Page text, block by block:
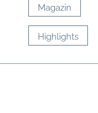
Magazin
Highlights